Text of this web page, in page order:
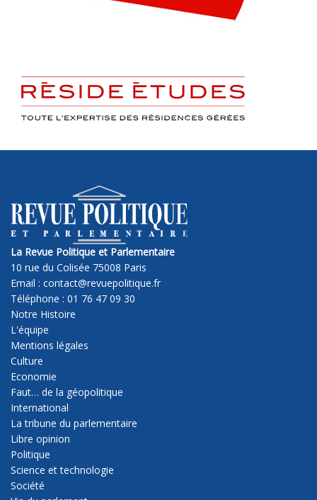
La Revue Politique et Parlementaire
10 rue du Colisée 75008 Paris
Email : contact@revuepolitique.fr
Téléphone : 01 76 47 09 30
Notre Histoire
L'équipe
Mentions légales
Culture
Economie
Faut… de la géopolitique
International
La tribune du parlementaire
Libre opinion
Politique
Science et technologie
Société